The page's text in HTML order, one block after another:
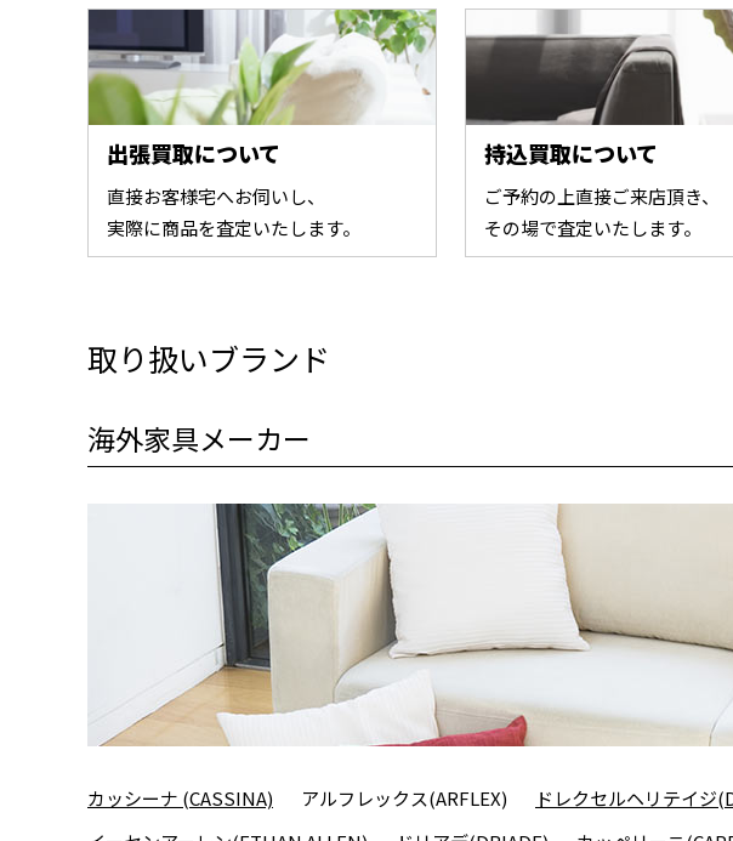
出張買取について
直接お客様宅へお伺いし、
実際に商品を査定いたします。
持込買取について
ご予約の上直接ご来店頂き、
その場で査定いたします。
取り扱いブランド
海外家具メーカー
カッシーナ (CASSINA) アルフレックス(ARFLEX)
ドレクセルヘリテイジ